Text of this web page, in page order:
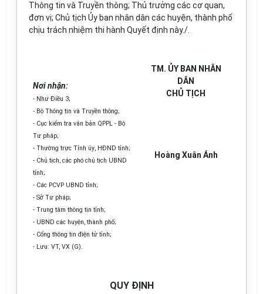
Thông tin và Truyền thông; Thủ trưởng các cơ quan,
đơn vị; Chủ tịch Ủy ban nhân dân các huyện, thành phố
chịu trách nhiệm thi hành Quyết định này./.
Nơi nhận:
- NhưĐiều 3;
- Bộ Thông tin và Truyền thông;
- Cục kiểm tra văn bản QPPL - Bộ
Tư pháp;
- Thường trực Tỉnh ủy, HĐND tỉnh;
- Chủtịch, các phó chủ tịch UBND
tỉnh;
- Các PCVP UBND tỉnh;
- Sở Tư pháp;
- Trung tâm thông tin tỉnh;
- UBND các huyện, thành phố;
- Cổngthông tin điện tử tỉnh;
- Lưu: VT,VX (G).
TM. ỦY BAN NHÂN
DÂN
CHỦ TỊCH
Hoàng Xuân Ánh
QUY ĐỊNH